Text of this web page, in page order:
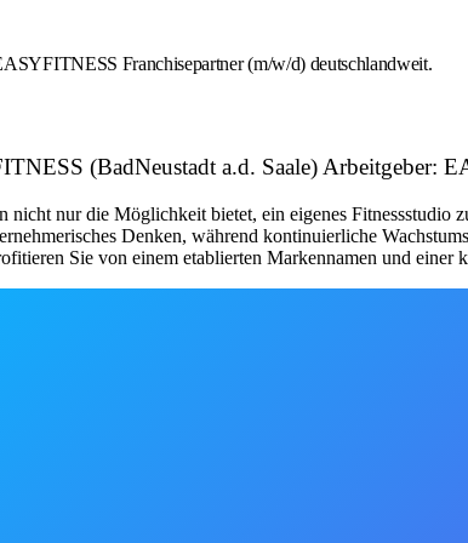
Franchisepartner (m/w/d) deutschlandweit.
(BadNeustadt a.d. Saale) Arbeitgeber:
nur die Möglichkeit bietet, ein eigenes Fitnessstudio
Denken, während kontinuierliche
Sie von einem etablierten Markennamen und